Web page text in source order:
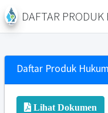
DAFTAR
Daftar Produk Hukum
Lihat Dokumen